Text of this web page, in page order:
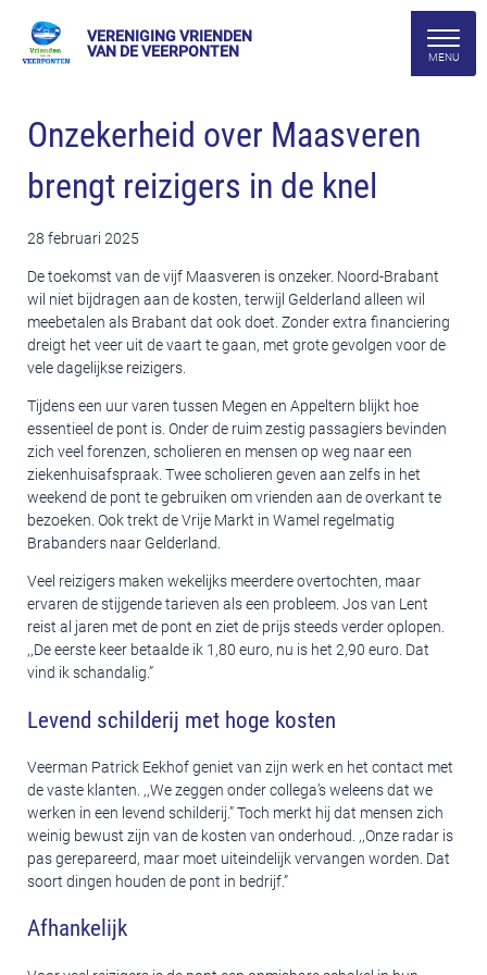
VERENIGING VRIENDEN
VAN DE VEERPONTEN
Onzekerheid over Maasveren
brengt reizigers in de knel
28 februari 2025
De toekomst van de vijf Maasveren is onzeker. Noord-Brabant
wil niet bijdragen aan de kosten, terwijl Gelderland alleen wil
meebetalen als Brabant dat ook doet. Zonder extra financiering
dreigt het veer uit de vaart te gaan, met grote gevolgen voor de
vele dagelijkse reizigers.
Tijdens een uur varen tussen Megen en Appeltern blijkt hoe
essentieel de pont is. Onder de ruim zestig passagiers bevinden
zich veel forenzen, scholieren en mensen op weg naar een
ziekenhuisafspraak. Twee scholieren geven aan zelfs in het
weekend de pont te gebruiken om vrienden aan de overkant te
bezoeken. Ook trekt de Vrije Markt in Wamel regelmatig
Brabanders naar Gelderland.
Veel reizigers maken wekelijks meerdere overtochten, maar
ervaren de stijgende tarieven als een probleem. Jos van Lent
reist al jaren met de pont en ziet de prijs steeds verder oplopen.
,,De eerste keer betaalde ik 1,80 euro, nu is het 2,90 euro. Dat
vind ik schandalig.”
Levend schilderij met hoge kosten
Veerman Patrick Eekhof geniet van zijn werk en het contact met
de vaste klanten. ,,We zeggen onder collega’s weleens dat we
werken in een levend schilderij.” Toch merkt hij dat mensen zich
weinig bewust zijn van de kosten van onderhoud. ,,Onze radar is
pas gerepareerd, maar moet uiteindelijk vervangen worden. Dat
soort dingen houden de pont in bedrijf.”
Afhankelijk